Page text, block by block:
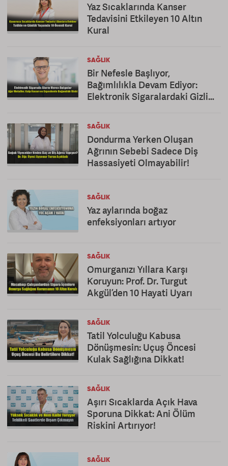
Yaz Sıcaklarında Kanser
Tedavisini Etkileyen 10 Altın
Kural
SAĞLIK
Bir Nefesle Başlıyor,
Bağımlılıkla Devam Ediyor:
Elektronik Sigaralardaki Gizli
SAĞLIK
Dondurma Yerken Oluşan
Ağrının Sebebi Sadece Diş
Hassasiyeti Olmayabilir!
SAĞLIK
Yaz aylarında boğaz
enfeksiyonları artıyor
SAĞLIK
Omurganızı Yıllara Karşı
Koruyun: Prof. Dr. Turgut
Akgül’den 10 Hayati Uyarı
SAĞLIK
Tatil Yolculuğu Kabusa
Dönüşmesin: Uçuş Öncesi
Kulak Sağlığına Dikkat!
SAĞLIK
Aşırı Sıcaklarda Açık Hava
Sporuna Dikkat: Ani Ölüm
Riskini Artırıyor!
SAĞLIK